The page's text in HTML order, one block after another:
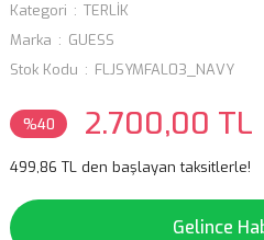
Kategori
TERLİK
Marka
GUESS
Stok Kodu
FLJSYMFAL03_NAVY
%40 2.700,00 TL
499,86 TL den başlayan taksitlerle!
Gelince